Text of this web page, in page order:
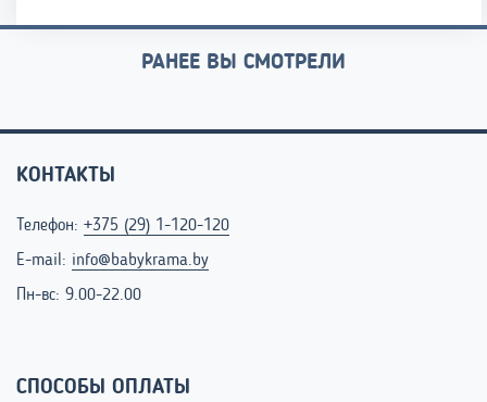
РАНЕЕ ВЫ СМОТРЕЛИ
КОНТАКТЫ
Телефон: +375 (29) 1-120-120
E-mail: info@babykrama.by
Пн-вс: 9.00-22.00
СПОСОБЫ ОПЛАТЫ